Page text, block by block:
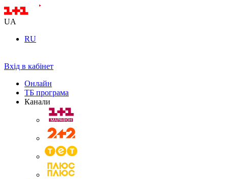
UA
RU
Вхід в кабінет
Онлайн
ТБ програма
Канали